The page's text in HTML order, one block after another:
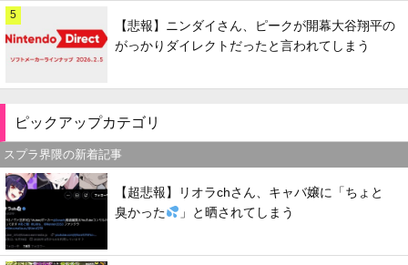
5
【悲報】ニンダイさん、ピークが開幕大谷翔平の
がっかりダイレクトだったと言われてしまう
ピックアップカテゴリ
スプラ界隈の新着記事
【超悲報】リオラchさん、キャバ嬢に「ちょと
臭かった
」と晒されてしまう